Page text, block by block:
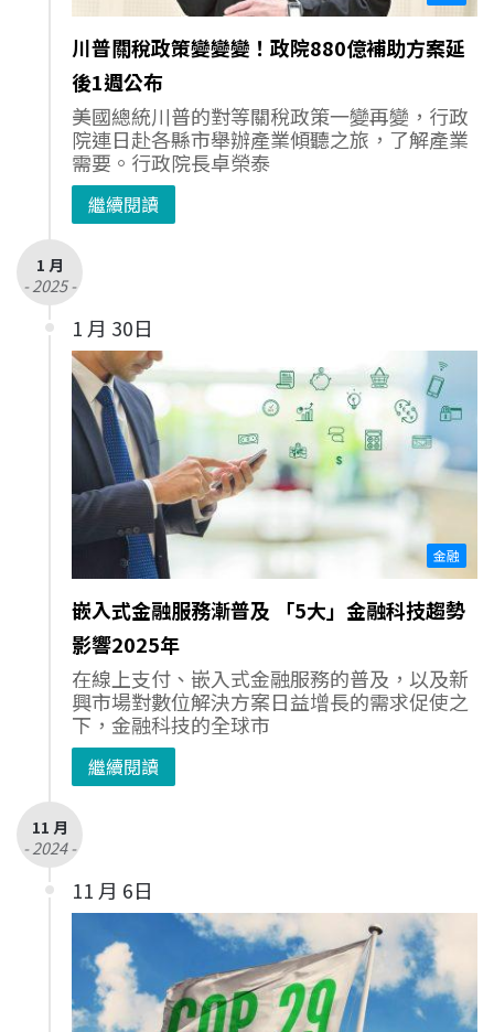
川普關稅政策變變變！政院880億補助方案延
後1週公布
美國總統川普的對等關稅政策一變再變，行政
院連日赴各縣市舉辦產業傾聽之旅，了解產業
需要。行政院長卓榮泰
繼續閱讀
1 月
- 2025 -
1 月 30日
金融
嵌入式金融服務漸普及 「5大」金融科技趨勢
影響2025年
在線上支付、嵌入式金融服務的普及，以及新
興市場對數位解決方案日益增長的需求促使之
下，金融科技的全球市
繼續閱讀
11 月
- 2024 -
11 月 6日